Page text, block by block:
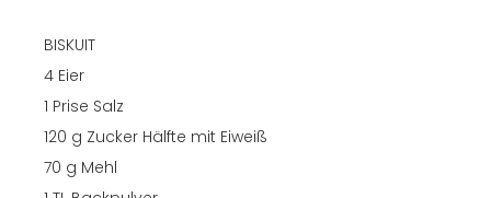
BISKUIT
4 Eier
1 Prise Salz
120 g Zucker Hälfte mit Eiweiß
70 g Mehl